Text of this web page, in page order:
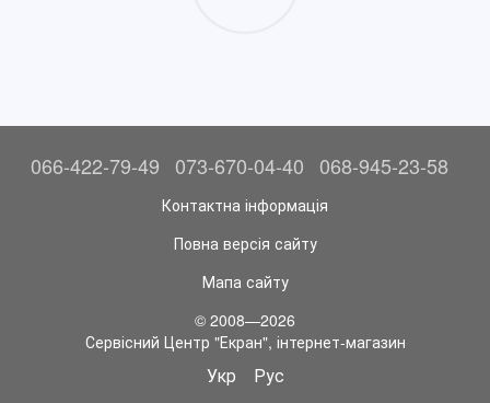
066-422-79-49 073-670-04-40 068-945-23-58
Контактна інформація
Повна версія сайту
Мапа сайту
© 2008—2026
Сервісний Центр "Екран", інтернет-магазин
Укр Рус